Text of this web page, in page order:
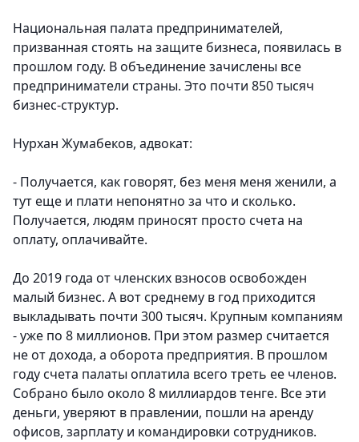
Национальная палата предпринимателей,
призванная стоять на защите бизнеса, появилась в
прошлом году. В объединение зачислены все
предприниматели страны. Это почти 850 тысяч
бизнес-структур.
Нурхан Жумабеков, адвокат:
- Получается, как говорят, без меня меня женили, а
тут еще и плати непонятно за что и сколько.
Получается, людям приносят просто счета на
оплату, оплачивайте.
До 2019 года от членских взносов освобожден
малый бизнес. А вот среднему в год приходится
выкладывать почти 300 тысяч. Крупным компаниям
- уже по 8 миллионов. При этом размер считается
не от дохода, а оборота предприятия. В прошлом
году счета палаты оплатила всего треть ее членов.
Собрано было около 8 миллиардов тенге. Все эти
деньги, уверяют в правлении, пошли на аренду
офисов, зарплату и командировки сотрудников.